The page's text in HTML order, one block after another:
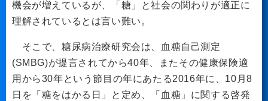
機会が増えているが、「糖」と社会の関わりが適正に
理解されているとは言い難い。
そこで、糖尿病治療研究会は、血糖自己測定
(SMBG)が提言されてから40年、またその健康保険適
用から30年という節目の年にあたる2016年に、10月8
日を「糖をはかる日」と定め、「血糖」に関する啓発